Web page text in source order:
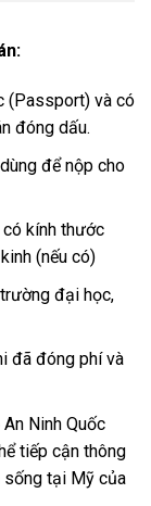
(Passport) và có
đóng dấu.
để nộp cho
có kính thước
(nếu có)
đại học,
đã đóng phí và
Ninh Quốc
tiếp cận thông
sống tại Mỹ của